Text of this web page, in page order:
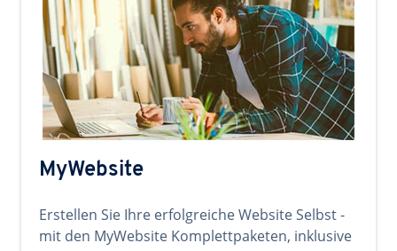
MyWebsite
Erstellen Sie Ihre erfolgreiche Website Selbst -
mit den MyWebsite Komplettpaketen, inklusive